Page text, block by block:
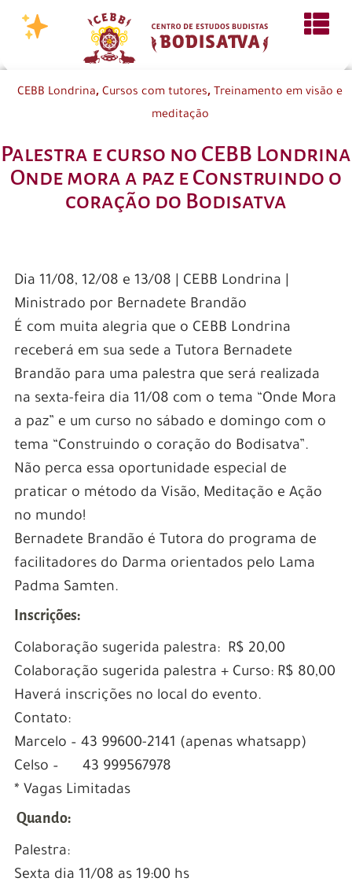
CEBB Londrina, Cursos com tutores, Treinamento em visão e
meditação
Palestra e curso no CEBB Londrina
Onde mora a paz e Construindo o
coração do Bodisatva
Dia 11/08, 12/08 e 13/08 | CEBB Londrina |
Ministrado por Bernadete Brandão
É com muita alegria que o CEBB Londrina
receberá em sua sede a Tutora Bernadete
Brandão para uma palestra que será realizada
na sexta-feira dia 11/08 com o tema “Onde Mora
a paz” e um curso no sábado e domingo com o
tema “Construindo o coração do Bodisatva”.
Não perca essa oportunidade especial de
praticar o método da Visão, Meditação e Ação
no mundo!
Bernadete Brandão é Tutora do programa de
facilitadores do Darma orientados pelo Lama
Padma Samten.
Inscrições:
Colaboração sugerida palestra: R$ 20,00
Colaboração sugerida palestra + Curso: R$ 80,00
Haverá inscrições no local do evento.
Contato:
Marcelo – 43 99600-2141 (apenas whatsapp)
Celso – 43 999567978
* Vagas Limitadas
Quando:
Palestra:
Sexta dia 11/08 as 19:00 hs